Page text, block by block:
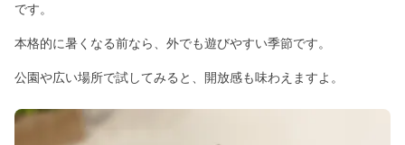
です。
本格的に暑くなる前なら、外でも遊びやすい季節です。
公園や広い場所で試してみると、開放感も味わえますよ。